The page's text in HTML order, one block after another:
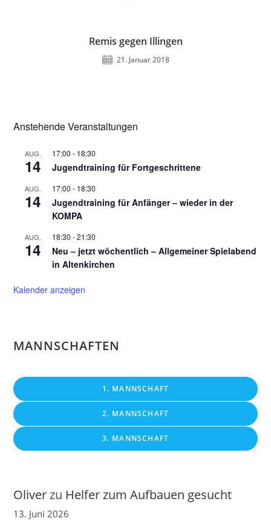
Remis gegen Illingen
21. Januar 2018
Anstehende Veranstaltungen
AUG.
14
17:00 - 18:30
Jugendtraining für Fortgeschrittene
AUG.
14
17:00 - 18:30
Jugendtraining für Anfänger – wieder in der
KOMPA
AUG.
14
18:30 -21:30
Neu – jetzt wöchentlich – Allgemeiner Spielabend
in Altenkirchen
Kalender anzeigen
MANNSCHAFTEN
1. MANNSCHAFT
2. MANNSCHAFT
3. MANNSCHAFT
Oliverzu Helfer zum Aufbauen gesucht
13. Juni 2026